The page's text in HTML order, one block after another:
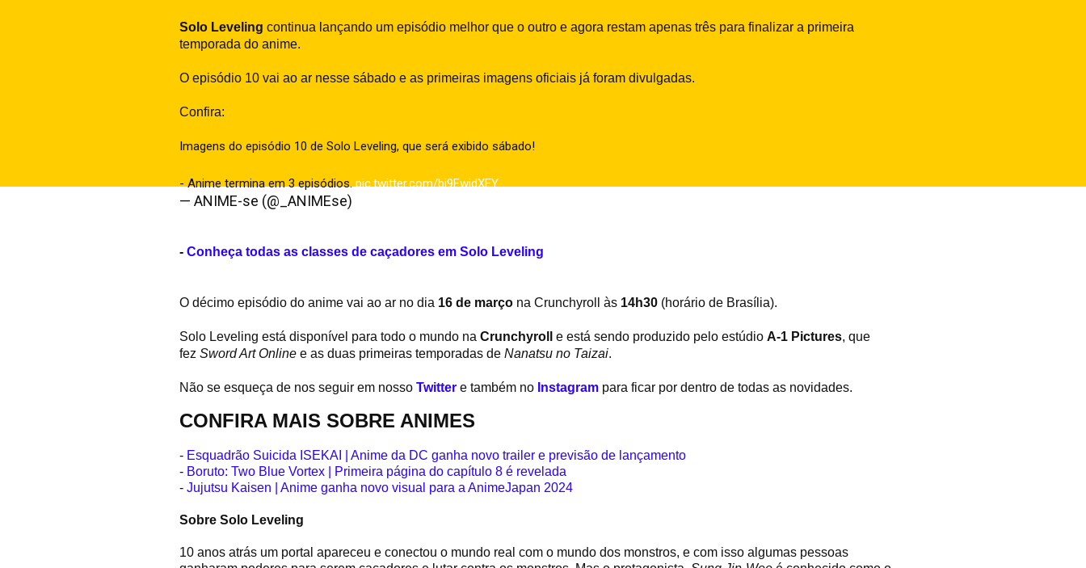
Solo Leveling continua lançando um episódio melhor que o outro e agora restam apenas três para finalizar a primeira
temporada do anime.
O episódio 10 vai ao ar nesse sábado e as primeiras imagens oficiais já foram divulgadas.
Confira:
Imagens do episódio 10 de Solo Leveling, que será exibido sábado!
- Anime termina em 3 episódios.pic.twitter.com/bj9FwjdXEY
— ANIME-se (@_ANIMEse)
- Conheça todas as classes de caçadores em Solo Leveling
O décimo episódio do anime vai ao ar no dia 16 de março na Crunchyroll às 14h30 (horário de Brasília).
Solo Leveling está disponível para todo o mundo na Crunchyroll e está sendo produzido pelo estúdio A-1 Pictures, que
fez Sword Art Online e as duas primeiras temporadas de Nanatsu no Taizai.
Não se esqueça de nos seguir em nosso Twitter e também no Instagram para ficar por dentro de todas as novidades.
CONFIRA MAIS SOBRE ANIMES
- Esquadrão Suicida ISEKAI | Anime da DC ganha novo trailer e previsão de lançamento
- Boruto: Two Blue Vortex | Primeira página do capítulo 8 é revelada
- Jujutsu Kaisen | Anime ganha novo visual para a AnimeJapan 2024
Sobre Solo Leveling
10 anos atrás um portal apareceu e conectou o mundo real com o mundo dos monstros, e com isso algumas pessoas